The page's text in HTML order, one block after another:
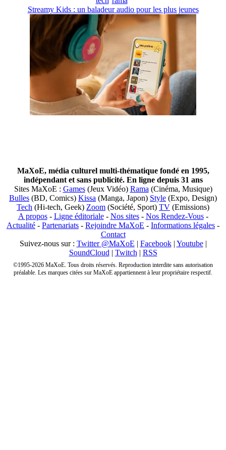
Streamy Kids : un baladeur audio pour les plus jeunes
MaXoE, média culturel multi-thématique fondé en 1995,
indépendant et sans publicité. En ligne depuis 31 ans
Sites MaXoE : Games(Jeux Vidéo) Rama (Cinéma, Musique)
Bulles (BD, Comics) Kissa (Manga, Japon) Style (Expo, Design)
Tech (Hi-tech, Geek) Zoom (Société, Sport) TV (Emissions)
A propos- Ligne éditoriale- Nos sites- Nos Rendez-Vous-
Actualité - Partenariats - Rejoindre MaXoE - Informations légales -
Contact
Suivez-nous sur : Twitter @MaXoE | Facebook| Youtube|
SoundCloud | Twitch | RSS
©1995-2026 MaXoE. Tous droits réservés. Reproduction interdite sans autorisation
préalable. Les marques citées sur MaXoE appartiennent à leur propriétaire respectif.